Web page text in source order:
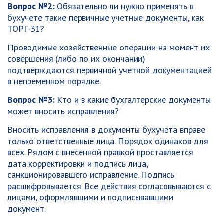
Вопрос №2: Обязательно ли нужно применять в
бухучете такие первичные учетные документы, как
ТОРГ-31?
Проводимые хозяйственные операции на момент их
совершения (либо по их окончании)
подтверждаются первичной учетной документацией
в непременном порядке.
Вопрос №3: Кто и в какие бухгалтерские документы
может вносить исправления?
Вносить исправления в документы бухучета вправе
только ответственные лица. Порядок одинаков для
всех. Рядом с внесенной правкой проставляется
дата корректировки и подпись лица,
санкционировавшего исправление. Подпись
расшифровывается. Все действия согласовываются с
лицами, оформлявшими и подписывавшими
документ.